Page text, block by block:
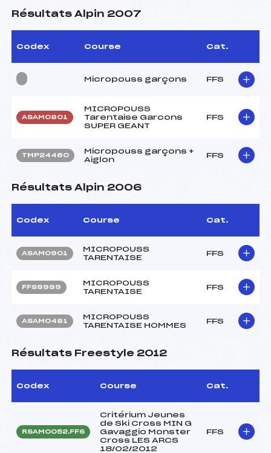
Résultats Alpin 2007
Codex Course Cat.
Micropouss garçons FFS
ASAM0801
MICROPOUSS
Tarentaise Garcons
SUPER GEANT
FFS
TMP24460
Micropouss garçons +
Aiglon
FFS
Résultats Alpin 2006
Codex Course Cat.
ASAM0901
MICROPOUSS
TARENTAISE
FFS
FFS9999
MICROPOUSS
TARENTAISE
FFS
ASAM0481
MICROPOUSS
TARENTAISE HOMMES
FFS
Résultats Freestyle 2012
Codex Course Cat.
RSAM0052.FFS
Critérium Jeunes
de Ski Cross MIN G
Gavaggio Monster
Cross LES ARCS
18/02/2012
FFS